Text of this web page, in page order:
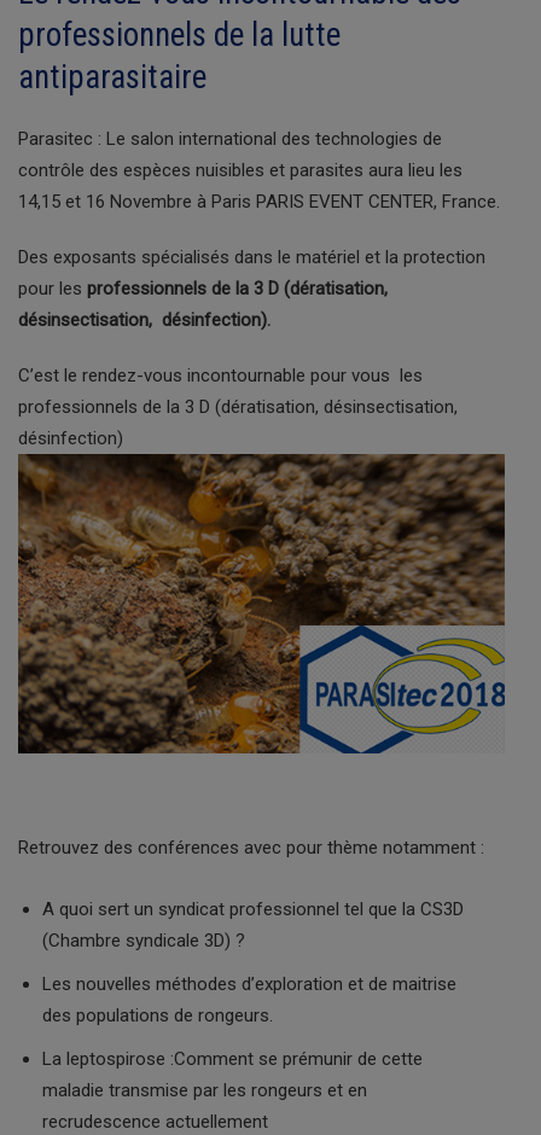
professionnels de la lutte
antiparasitaire
Parasitec : Le salon international des technologies de
contrôle des espèces nuisibles et parasites aura lieu les
14,15 et 16 Novembre à Paris PARIS EVENT CENTER, France.
Des exposants spécialisés dans le matériel et la protection
pour les professionnels de la 3 D (dératisation,
désinsectisation, désinfection).
C’est le rendez-vous incontournable pour vous les
professionnels de la 3 D (dératisation, désinsectisation,
désinfection)
Retrouvez des conférences avec pour thème notamment :
A quoi sert un syndicat professionnel tel que la CS3D
(Chambre syndicale 3D) ?
Les nouvelles méthodes d’exploration et de maitrise
des populations de rongeurs.
La leptospirose :Comment se prémunir de cette
maladie transmise par les rongeurs et en
recrudescence actuellement